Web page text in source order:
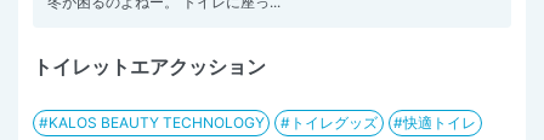
トイレットエアクッション
KALOS BEAUTY TECHNOLOGY トイレグッズ 快適トイレ